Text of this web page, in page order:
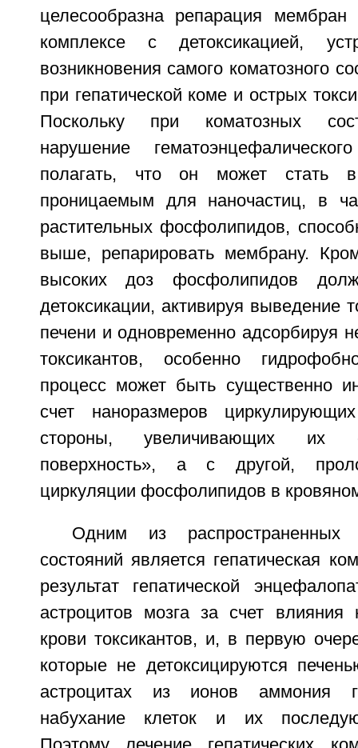
целесообразна репарация мембран
комплексе с детоксикацией,
возникновения самого коматозного
при гепатической коме и острых
Поскольку при коматозных
нарушение
полагать, что он может стать в
проницаемым для наночастиц, в
растительных фосфолипидов,
выше, репарировать мембрану.
высоких доз фосфолипидов
детоксикации, активируя выведение
печени и одновременно адсорбируя
токсикантов, особенно
процесс может быть существенно
счет наноразмеров
стороны, увеличивающих их
поверхность», а с другой,
циркуляции фосфолипидов в
Одним из распространенных
состояний является гепатическая
результат гепатической
астроцитов мозга за счет влияния
крови токсикантов, и, в первую
которые не детоксицируются
астроцитах из ионов аммония
набухание клеток и их